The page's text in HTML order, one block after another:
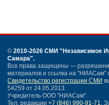
© 2010-2026 СМИ "Независимое
Самара".
Все права защищены —
материалов и ссылка на "НИАСам"
Свидетельство регистрации СМИ
54259 от 24.05.2013.
Учредитель ООО "НИАСам".
Тел. редакции +7 (846) 990-91-71.